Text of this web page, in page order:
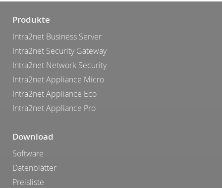
Produkte
Intra2net Business Server
Intra2net Security Gateway
Intra2net Network Security
Intra2net Appliance Micro
Intra2net Appliance Eco
Intra2net Appliance Pro
Download
Software
Datenblätter
Preisliste